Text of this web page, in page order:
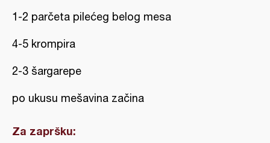
1-2 parčeta pilećeg belog mesa
4-5 krompira
2-3 šargarepe
po ukusu mešavina začina
Za zapršku: